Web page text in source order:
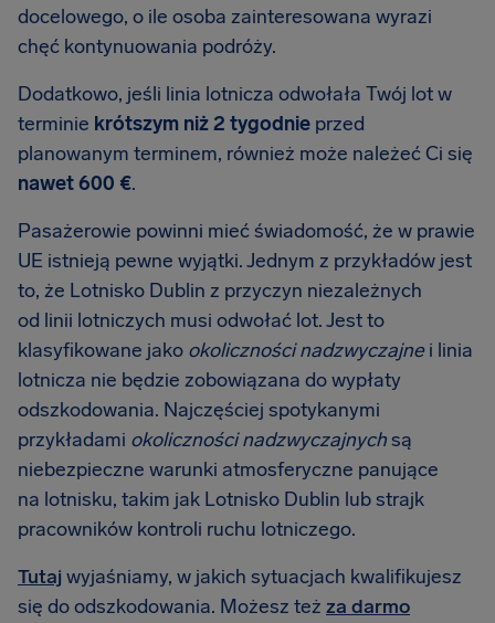
docelowego, o ile osoba zainteresowana wyrazi
chęć kontynuowania podróży.
Dodatkowo, jeśli linia lotnicza odwołała Twój lot w
terminie krótszym niż 2 tygodnie przed
planowanym terminem, również może należeć Ci się
nawet 600 €.
Pasażerowie powinni mieć świadomość, że w prawie
UE istnieją pewne wyjątki. Jednym z przykładów jest
to, że Lotnisko Dublin z przyczyn niezależnych
od linii lotniczych musi odwołać lot. Jest to
klasyfikowane jako okoliczności nadzwyczajnei linia
lotnicza nie będzie zobowiązana do wypłaty
odszkodowania. Najczęściej spotykanymi
przykładami okoliczności nadzwyczajnychsą
niebezpieczne warunki atmosferyczne panujące
na lotnisku, takim jak Lotnisko Dublin lub strajk
pracowników kontroli ruchu lotniczego.
Tutaj wyjaśniamy, w jakich sytuacjach kwalifikujesz
się do odszkodowania. Możesz też za darmo